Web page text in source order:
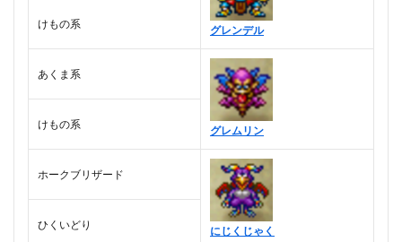
グレンデル
けもの系
あくま系
グレムリン
けもの系
ホークブリザード
にじくじゃく
ひくいどり